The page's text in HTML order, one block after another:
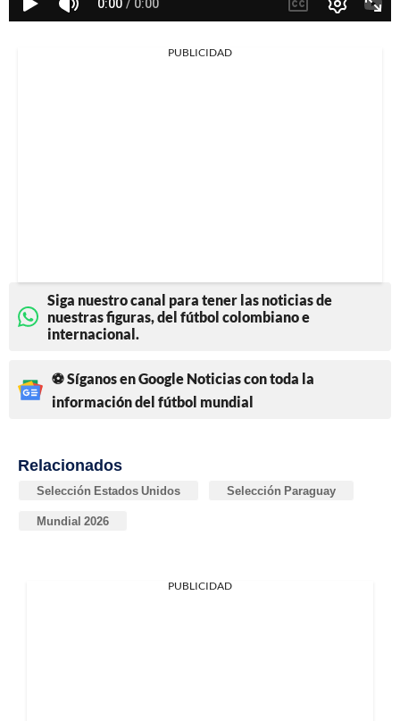
PUBLICIDAD
Siga nuestro canal para tener las noticias de
nuestras figuras, del fútbol colombiano e
internacional.
⚽ Síganos en Google Noticias con toda la
información del fútbol mundial
Relacionados
Selección Estados Unidos Selección Paraguay
Mundial 2026
PUBLICIDAD